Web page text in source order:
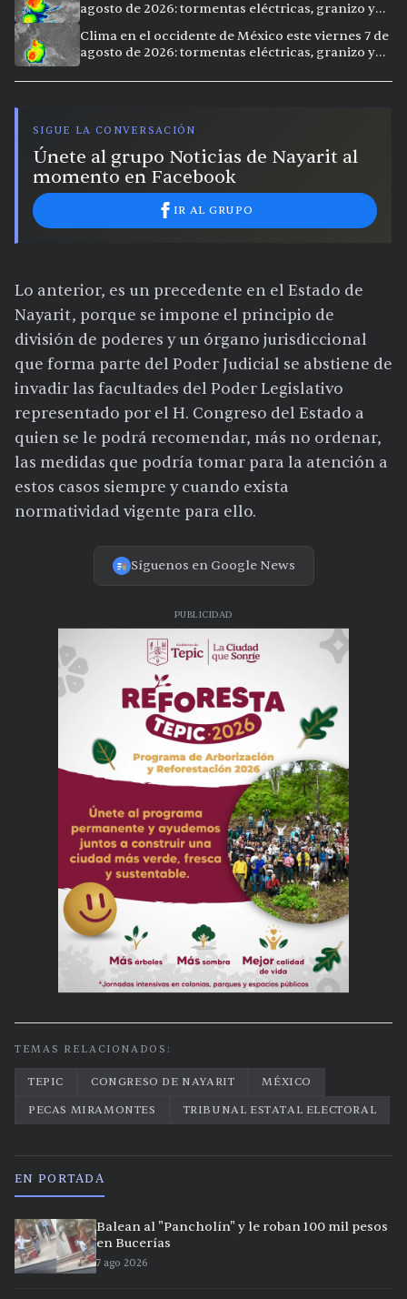
agosto de 2026: tormentas eléctricas, granizo y
Clima en el occidente de México este viernes 7 de
agosto de 2026: tormentas eléctricas, granizo y
SIGUE LA CONVERSACIÓN
Únete al grupo Noticias de Nayarit al
momento en Facebook
IR AL GRUPO
Lo anterior, es un precedente en el Estado de
Nayarit, porque se impone el principio de
división de poderes y un órgano jurisdiccional
que forma parte del Poder Judicial se abstiene de
invadir las facultades del Poder Legislativo
representado por el H. Congreso del Estado a
quien se le podrá recomendar, más no ordenar,
las medidas que podría tomar para la atención a
estos casos siempre y cuando exista
normatividad vigente para ello.
Síguenos en Google News
PUBLICIDAD
TEMAS RELACIONADOS:
TEPIC CONGRESO DE NAYARIT
MÉXICO
PECAS MIRAMONTES
TRIBUNAL ESTATAL ELECTORAL
EN PORTADA
Balean al "Pancholín" y le roban 100 mil pesos
en Bucerías
7 ago 2026